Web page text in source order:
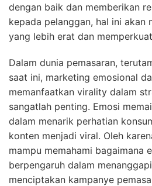
dengan baik dan memberikan
kepada pelanggan, hal ini akan
yang lebih erat dan
Dalam dunia pemasaran,
saat ini, marketing emosional
memanfaatkan virality dalam
sangatlah penting. Emosi
dalam menarik perhatian
konten menjadi viral. Oleh
mampu memahami bagaimana
berpengaruh dalam
menciptakan kampanye